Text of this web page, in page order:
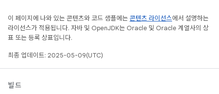
이 페이지에 나와 있는 콘텐츠와 코드 샘플에는 콘텐츠 라이선스에서 설명하는
라이선스가 적용됩니다. 자바 및 OpenJDK는 Oracle 및 Oracle 계열사의 상
표 또는 등록 상표입니다.
최종 업데이트: 2025-05-09(UTC)
빌드